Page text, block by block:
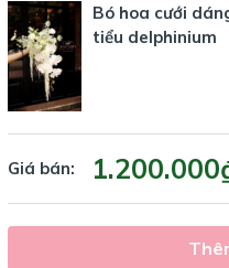
Bó hoa cưới
tiểu delphinium
Giá bán: